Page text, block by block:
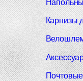
Карнизы